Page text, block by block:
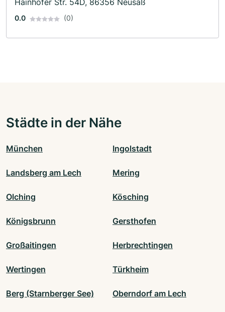
Hainhofer Str. 54D, 86356 Neusäß
0.0 (0)
Städte in der Nähe
München Ingolstadt
Landsberg am Lech Mering
Olching Kösching
Königsbrunn Gersthofen
Großaitingen Herbrechtingen
Wertingen Türkheim
Berg (Starnberger See) Oberndorf am Lech